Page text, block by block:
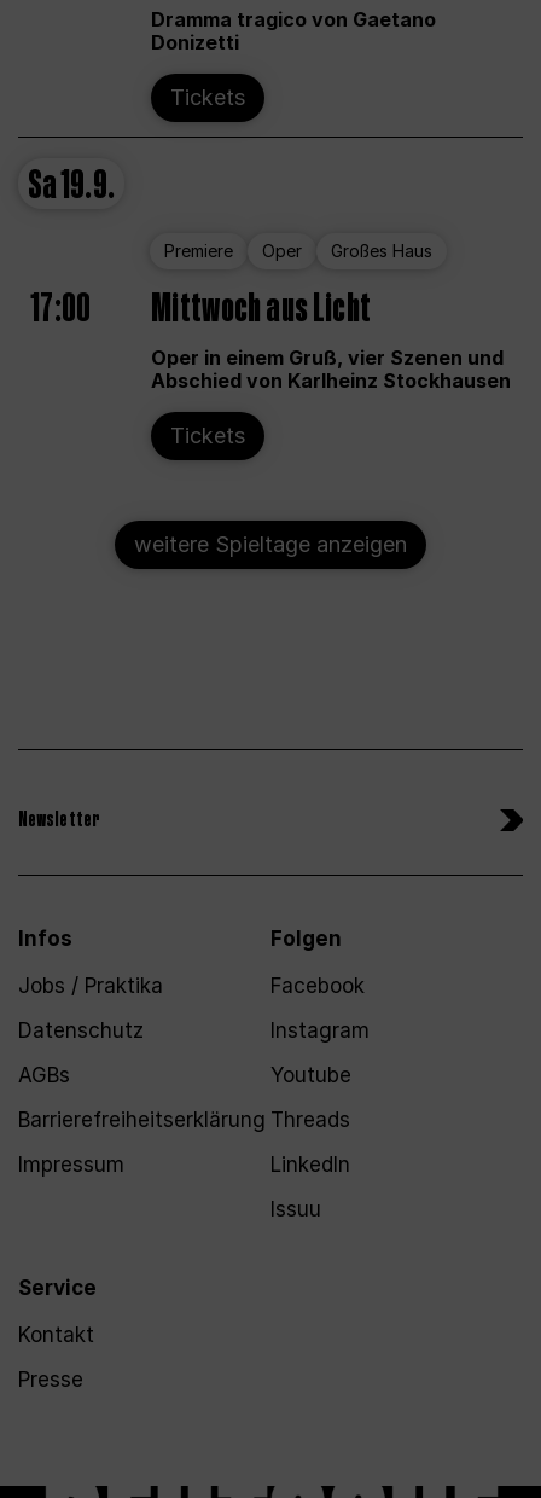
Dramma tragico von Gaetano
Donizetti
Tickets
Sa19.9.
Premiere Oper Großes Haus
17:00 Mittwoch aus Licht
Oper in einem Gruß, vier Szenen und
Abschied von Karlheinz Stockhausen
Tickets
weitere Spieltage anzeigen
Newsletter
Infos
Jobs / Praktika
Datenschutz
AGBs
Barrierefreiheitserklärung
Impressum
Service
Kontakt
Presse
Folgen
Facebook
Instagram
Youtube
Threads
LinkedIn
Issuu